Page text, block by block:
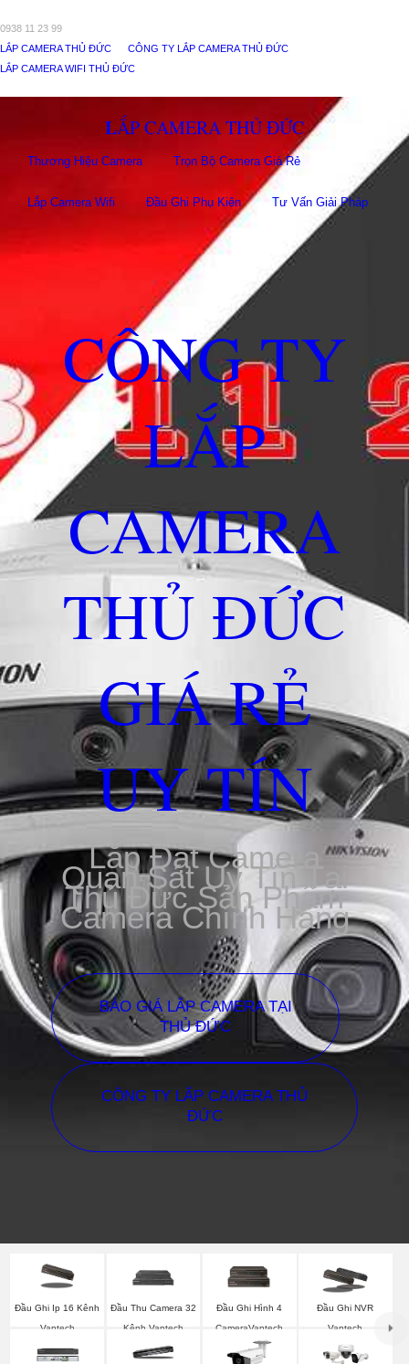
0938 11 23 99
LẮP CAMERA THỦ ĐỨC
CÔNG TY LẮP CAMERA THỦ ĐỨC
LẮP CAMERA WIFI THỦ ĐỨC
LẮP CAMERA THỦ ĐỨC
Thương Hiệu Camera Trọn Bộ Camera Giá Rẻ
Lắp Camera Wifi Đầu Ghi Phụ Kiên Tư Vấn Giải Pháp
CÔNG TY
LẮP
CAMERA
THỦ ĐỨC
GIÁ RẺ
UY TÍN
Lắp Đặt Camera
Quan Sát Uy Tín Tại
Thủ Đức Sản Phẩm
Camera Chính Hãng
BÁO GIÁ LẮP CAMERA TẠI
THỦ ĐỨC
CÔNG TY LẮP CAMERA THỦ
ĐỨC
Đầu Ghi Ip 16 Kênh
Vantech
Đầu Thu Camera 32
Kênh Vantech
Đầu Ghi Hình 4
CameraVantech
Đầu Ghi NVR
Vantech